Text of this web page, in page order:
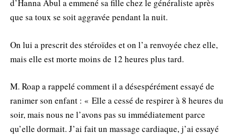
d’Hanna Abul a emmené sa fille chez le généraliste après
que sa toux se soit aggravée pendant la nuit.
On lui a prescrit des stéroïdes et on l’a renvoyée chez elle,
mais elle est morte moins de 12 heures plus tard.
M. Roap a rappelé comment il a désespérément essayé de
ranimer son enfant : « Elle a cessé de respirer à 8 heures du
soir, mais nous ne l’avons pas su immédiatement parce
qu’elle dormait. J’ai fait un massage cardiaque, j’ai essayé